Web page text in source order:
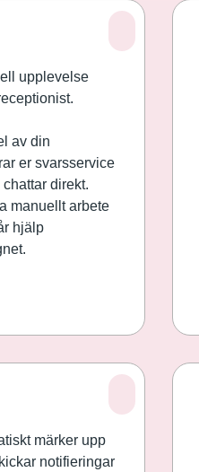
upplevelse
av din
er svarsservice
direkt.
manuellt arbete
hjälp
märker upp
notifieringar